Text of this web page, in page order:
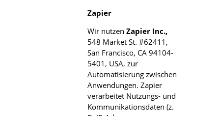
Zapier
Wir nutzen Zapier Inc.,
548 Market St. #62411,
San Francisco, CA 94104-
5401, USA, zur
Automatisierung zwischen
Anwendungen. Zapier
verarbeitet Nutzungs- und
Kommunikationsdaten (z.